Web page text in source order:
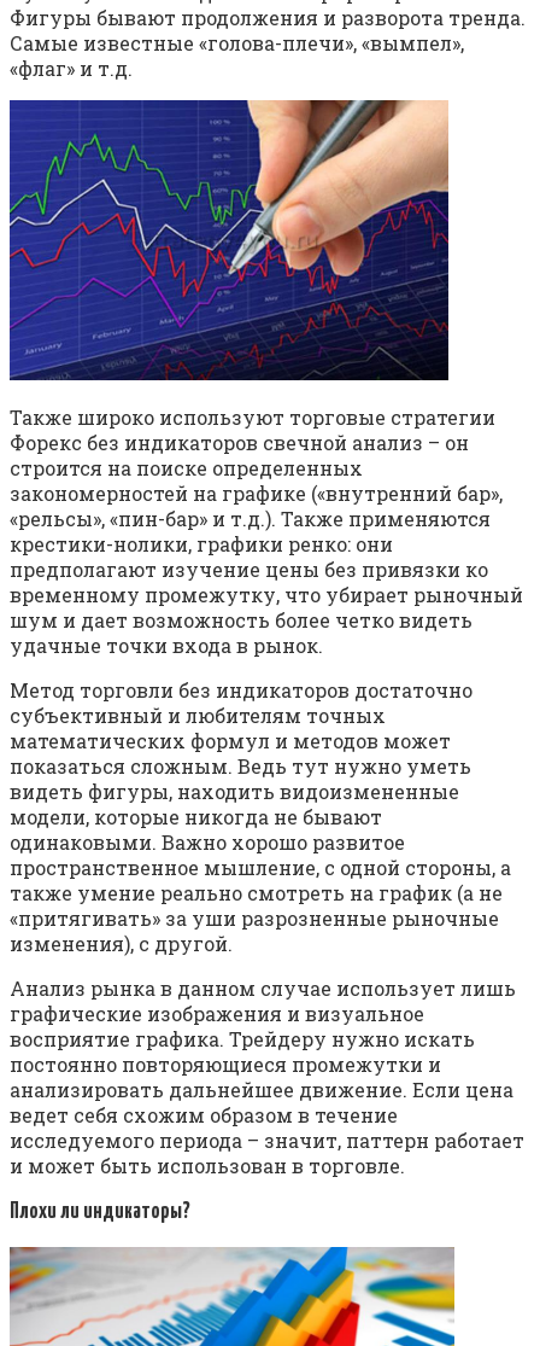
Фигуры бывают продолжения и разворота тренда.
Самые известные «голова-плечи», «вымпел»,
«флаг» и т.д.
Также широко используют торговые стратегии
Форекс без индикаторов свечной анализ – он
строится на поиске определенных
закономерностей на графике («внутренний бар»,
«рельсы», «пин-бар» и т.д.). Также применяются
крестики-нолики, графики ренко: они
предполагают изучение цены без привязки ко
временному промежутку, что убирает рыночный
шум и дает возможность более четко видеть
удачные точки входа в рынок.
Метод торговли без индикаторов достаточно
субъективный и любителям точных
математических формул и методов может
показаться сложным. Ведь тут нужно уметь
видеть фигуры, находить видоизмененные
модели, которые никогда не бывают
одинаковыми. Важно хорошо развитое
пространственное мышление, с одной стороны, а
также умение реально смотреть на график (а не
«притягивать» за уши разрозненные рыночные
изменения), с другой.
Анализ рынка в данном случае использует лишь
графические изображения и визуальное
восприятие графика. Трейдеру нужно искать
постоянно повторяющиеся промежутки и
анализировать дальнейшее движение. Если цена
ведет себя схожим образом в течение
исследуемого периода – значит, паттерн работает
и может быть использован в торговле.
Плохи ли индикаторы?